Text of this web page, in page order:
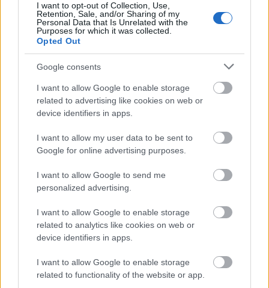
I want to opt-out of Collection, Use,
Retention, Sale, and/or Sharing of my
Personal Data that Is Unrelated with the
Purposes for which it was collected.
Opted Out
Google consents
I want to allow Google to enable storage
related to advertising like cookies on web or
device identifiers in apps.
I want to allow my user data to be sent to
Google for online advertising purposes.
I want to allow Google to send me
personalized advertising.
I want to allow Google to enable storage
related to analytics like cookies on web or
device identifiers in apps.
I want to allow Google to enable storage
related to functionality of the website or app.
φορολογίας εισοδήματος.